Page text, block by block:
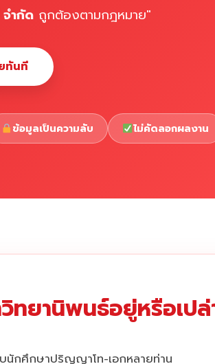
ำกัดถูกต้องตามกฎหมาย"
ทันที
ข้อมูลเป็นความลับ ไม่คัดลอกผลงาน
ทยานิพนธ์อยู่หรือเปล่
บนักศึกษาปริญญาโท-เอกหลายท่าน